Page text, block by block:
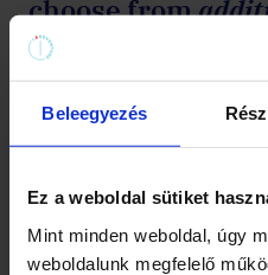
Beleegyezés
Ez a weboldal sütiket
Mint minden weboldal, úgy
weboldalunk megfelelő
choose from